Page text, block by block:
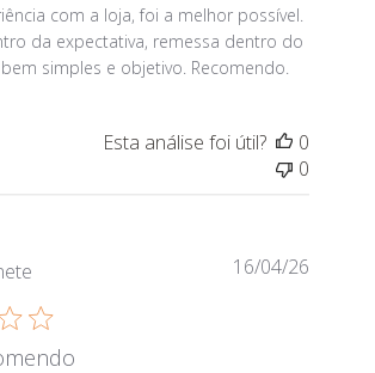
com a loja, foi a melhor possível.
da expectativa, remessa dentro do
simples e objetivo. Recomendo.
review content Minha experiência
Esta análise foi útil?
0
0
16/04/26